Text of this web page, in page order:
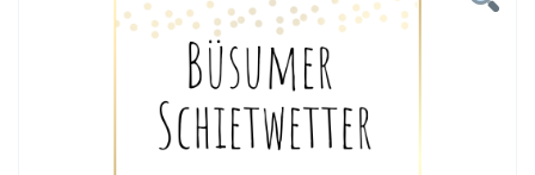
TEE:PAUSE KONTAKT 0 ARTIKEL